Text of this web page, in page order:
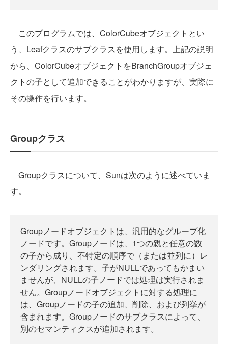
このプログラムでは、ColorCubeオブジェクトとい
う、Leafクラスのサブクラスを使用します。上記の説明
から、ColorCubeオブジェクトをBranchGroupオブジェ
クトの子として追加できることがわかりますが、実際に
その操作を行います。
Groupクラス
Groupクラスについて、Sunは次のように述べていま
す。
Groupノードオブジェクトは、汎用的なグループ化
ノードです。Groupノードは、1つの親と任意の数
の子から成り、不特定の順序で（または並列に）レ
ンダリングされます。子がNULLであってもかまい
ませんが、NULLの子ノードでは処理は実行されま
せん。Groupノードオブジェクトに対する処理に
は、Groupノードの子の追加、削除、および列挙が
含まれます。Groupノードのサブクラスによって、
別のセマンティクスが追加されます。